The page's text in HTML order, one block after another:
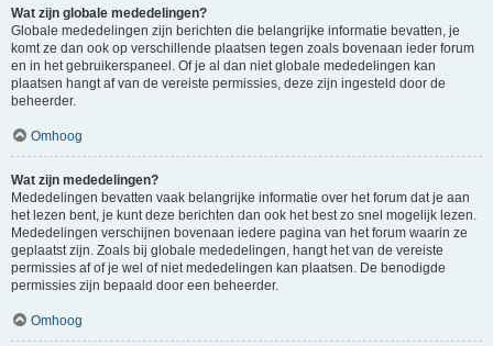
Wat zijn globale mededelingen?
Globale mededelingen zijn berichten die belangrijke informatie bevatten, je
komt ze dan ook op verschillende plaatsen tegen zoals bovenaan ieder forum
en in het gebruikerspaneel. Of je al dan niet globale mededelingen kan
plaatsen hangt af van de vereiste permissies, deze zijn ingesteld door de
beheerder.
Omhoog
Wat zijn mededelingen?
Mededelingen bevatten vaak belangrijke informatie over het forum dat je aan
het lezen bent, je kunt deze berichten dan ook het best zo snel mogelijk lezen.
Mededelingen verschijnen bovenaan iedere pagina van het forum waarin ze
geplaatst zijn. Zoals bij globale mededelingen, hangt het van de vereiste
permissies af of je wel of niet mededelingen kan plaatsen. De benodigde
permissies zijn bepaald door een beheerder.
Omhoog